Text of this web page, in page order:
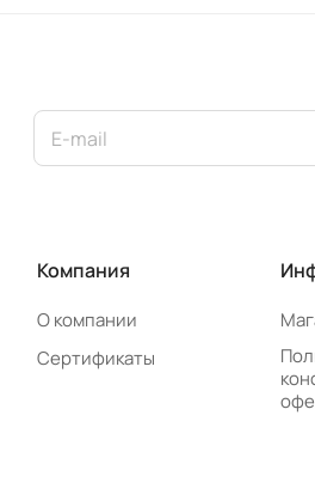
Компания
О компании
Сертификаты